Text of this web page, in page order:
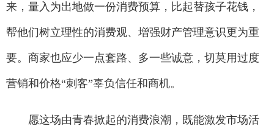
来，量入为出地做一份消费预算，比起替孩子花钱，
帮他们树立理性的消费观、增强财产管理意识更为重
要。商家也应少一点套路、多一些诚意，切莫用过度
营销和价格“刺客”辜负信任和商机。
愿这场由青春掀起的消费浪潮，既能激发市场活